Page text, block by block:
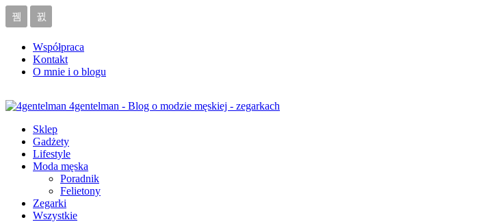
Współpraca
Kontakt
O mnie i o blogu
4gentelman - Blog o modzie męskiej - zegarkach
Sklep
Gadżety
Lifestyle
Moda męska
Poradnik
Felietony
Zegarki
Wszystkie